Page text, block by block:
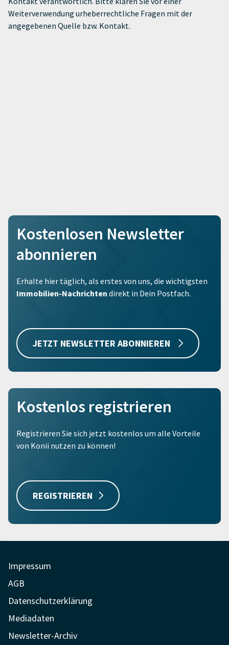
Weiterverwendung urheberrechtliche Fragen mit der
angegebenen Quelle bzw. Kontakt.
Kostenlosen Newsletter
abonnieren
Erhalte hier täglich, als erstes von uns, die wichtigsten
Immobilien-Nachrichten direkt in Dein Postfach.
JETZT NEWSLETTER ABONNIEREN
Kostenlos registrieren
Registrieren Sie sich jetzt kostenlos um alle Vorteile
von Konii nutzen zu können!
REGISTRIEREN
Impressum
AGB
Datenschutzerklärung
Mediadaten
Newsletter-Archiv